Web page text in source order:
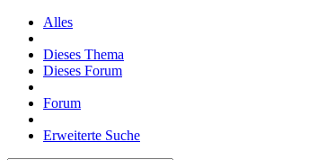
Alles
Dieses Thema
Dieses Forum
Forum
Erweiterte Suche